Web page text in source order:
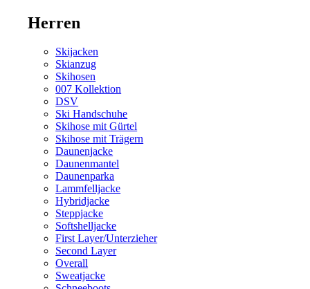
Herren
Skijacken
Skianzug
Skihosen
007 Kollektion
DSV
Ski Handschuhe
Skihose mit Gürtel
Skihose mit Trägern
Daunenjacke
Daunenmantel
Daunenparka
Lammfelljacke
Hybridjacke
Steppjacke
Softshelljacke
First Layer/Unterzieher
Second Layer
Overall
Sweatjacke